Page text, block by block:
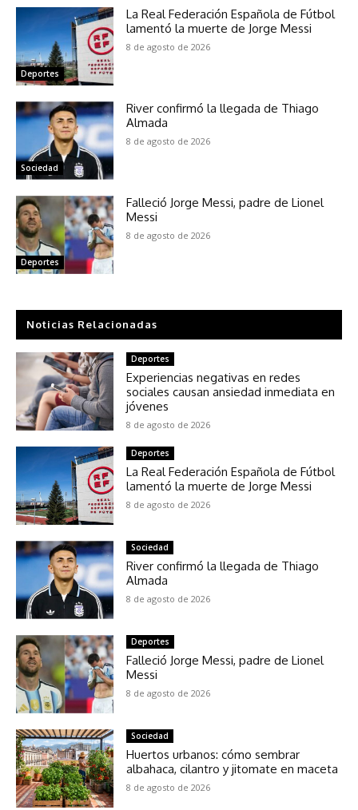
Deportes
La Real Federación Española de Fútbol
lamentó la muerte de Jorge Messi
8 de agosto de 2026
Sociedad
River confirmó la llegada de Thiago
Almada
8 de agosto de 2026
Deportes
Falleció Jorge Messi, padre de Lionel
Messi
8 de agosto de 2026
Noticias Relacionadas
Deportes
Experiencias negativas en redes
sociales causan ansiedad inmediata en
jóvenes
8 de agosto de 2026
Deportes
La Real Federación Española de Fútbol
lamentó la muerte de Jorge Messi
8 de agosto de 2026
Sociedad
River confirmó la llegada de Thiago
Almada
8 de agosto de 2026
Deportes
Falleció Jorge Messi, padre de Lionel
Messi
8 de agosto de 2026
Sociedad
Huertos urbanos: cómo sembrar
albahaca, cilantro y jitomate en maceta
8 de agosto de 2026